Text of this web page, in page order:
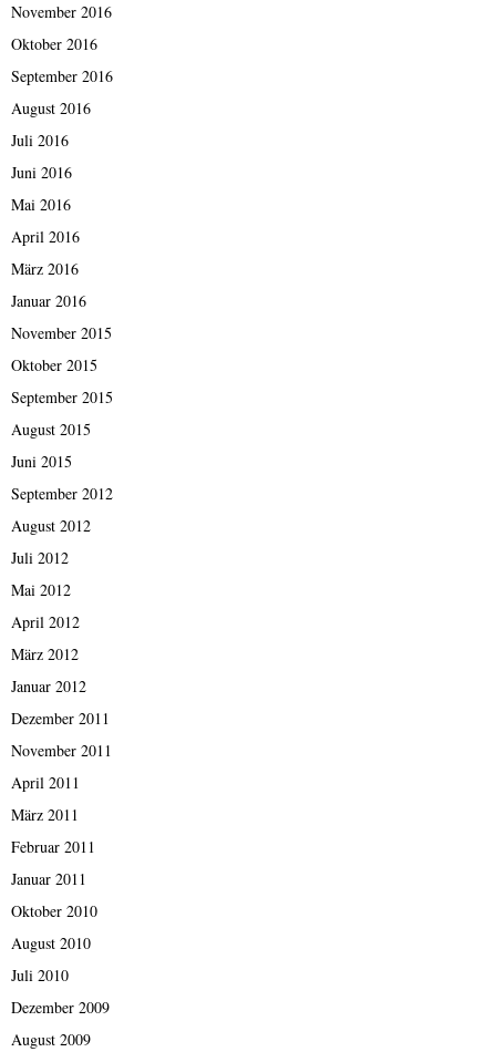
November 2016
Oktober 2016
September 2016
August 2016
Juli 2016
Juni 2016
Mai 2016
April 2016
März 2016
Januar 2016
November 2015
Oktober 2015
September 2015
August 2015
Juni 2015
September 2012
August 2012
Juli 2012
Mai 2012
April 2012
März 2012
Januar 2012
Dezember 2011
November 2011
April 2011
März 2011
Februar 2011
Januar 2011
Oktober 2010
August 2010
Juli 2010
Dezember 2009
August 2009